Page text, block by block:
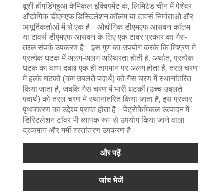
वूशी होंगडिंगहुआ केमिकल इक्विपमेंट कं, लिमिटेड चीन में पेशेवर
औद्योगिक डीएमएफ डिस्टिलेशन कॉलम या टावर्स निर्माताओं और
आपूर्तिकर्ताओं में से एक है। औद्योगिक डीएमएफ आसवन कॉलम
या टावर्स डीएमएफ आसवन के लिए एक टावर प्रकार का गैस-
तरल संपर्क उपकरण है। इस गुण का उपयोग करके कि मिश्रण में
प्रत्येक घटक में अलग-अलग अस्थिरता होती है, अर्थात, प्रत्येक
घटक का वाष्प दबाव एक ही तापमान पर अलग होता है, तरल चरण
में हल्के घटकों (कम उबलते पदार्थ) को गैस चरण में स्थानांतरित
किया जाता है, जबकि गैस चरण में भारी घटकों (उच्च उबलते
पदार्थ) को तरल चरण में स्थानांतरित किया जाता है, इस प्रकार
पृथक्करण का उद्देश्य प्राप्त होता है। पेट्रोकेमिकल उत्पादन में
डिस्टिलेशन टॉवर भी व्यापक रूप से उपयोग किया जाने वाला
द्रव्यमान और गर्मी हस्तांतरण उपकरण है।
और पढ़ें
जांच भेजें